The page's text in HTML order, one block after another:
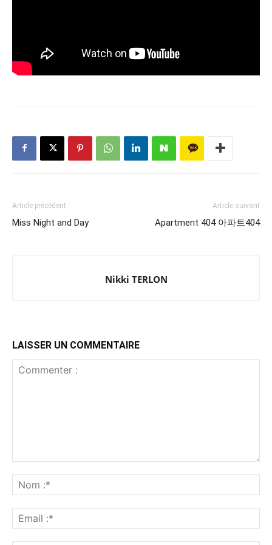
Article précédent
Miss Night and Day
Article suivant
Apartment 404 아파트404
Nikki TERLON
LAISSER UN COMMENTAIRE